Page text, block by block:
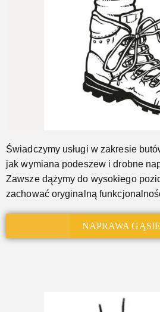
Jeszcze...
Świadczymy usługi w zakresie
jak wymiana podeszew i drobne
Zawsze dążymy do wysokiego
zachować oryginalną
NAPRAWA